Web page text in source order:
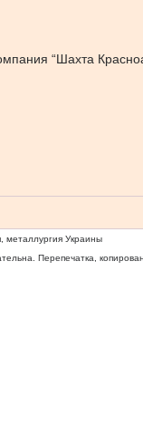
“Шахта
металлургия Украины
Перепечатка,